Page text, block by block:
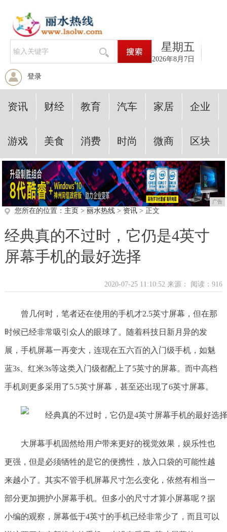
星期五
2026年8月7日
登录
资讯 财经 教育 汽车 家居 企业
游戏 美食 消费 时尚 微商 区块
广告
您所在的位置： 主页 > 丽水热线> 资讯> 正文
经典真的不过时，它仍是4英寸
屏幕手机的最好选择
2020-07-25 11:10:52 来源： 阅读：916
曾几何时，笔者还在使用的手机才2.5英寸屏幕，但在那
时候已经非常吸引众人的眼球了。随着科技日新月异的发
展，手机屏幕一再变大，连现在五六百的入门级手机，如魅
蓝3s、红米3s等这类入门级都配上了5英寸的屏幕。而中高档
手机则更多采用了5.5英寸屏幕，甚至还出现了6英寸屏幕。
大屏幕手机固然给用户带来更好的视觉效果，娱乐性也
更强，但是必须牺牲的是它的便携性，放入口袋的可能性越
来越小了。其实不管手机屏幕尺寸怎么变化，依然有相当一
部分更加拥护小屏幕手机。但多小的尺寸才算小屏幕呢？据
小编的观察，屏幕低于4英寸的手机已经非常少了，而且可以